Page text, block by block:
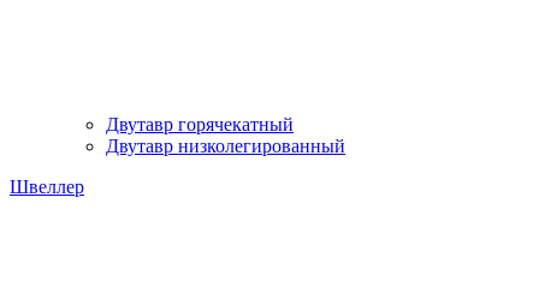
Двутавр горячекатный
Двутавр низколегированный
Швеллер